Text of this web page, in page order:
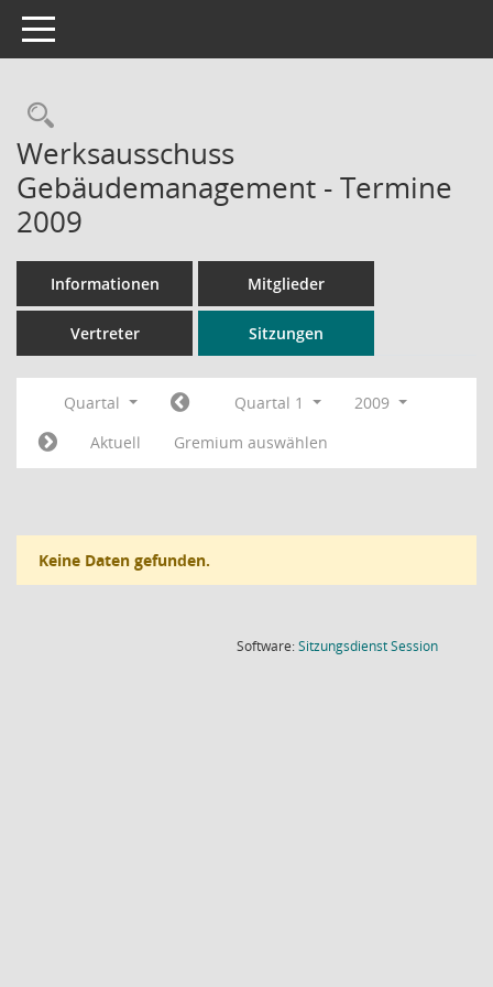
Toggle navigation
Rechercheauswahl
Werksausschuss
Gebäudemanagement - Termine
2009
Informationen Mitglieder
Vertreter Sitzungen
Quartal Quartal 1
2009
Aktuell
Gremium auswählen
Keine Daten gefunden.
Software:SitzungsdienstSession(Wird in